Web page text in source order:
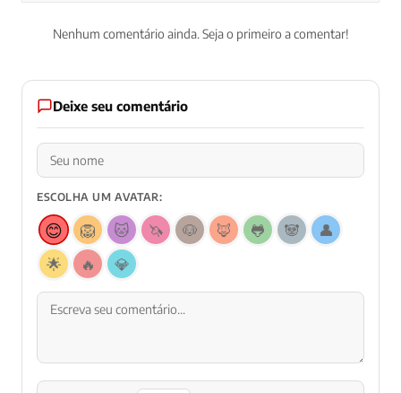
Nenhum comentário ainda. Seja o primeiro a comentar!
Deixe seu comentário
ESCOLHA UM AVATAR:
😊 🦁 🐱 🦄 🐶 🦊 🐸 🐼
👤
🌟
🔥 💎